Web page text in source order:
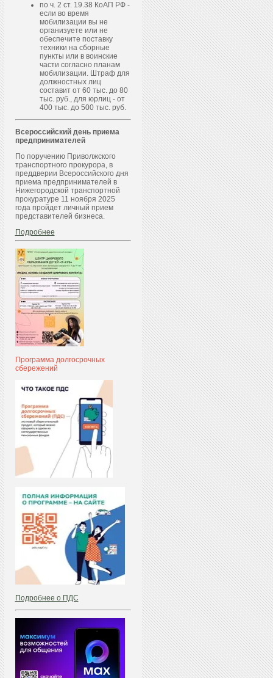
по ч. 2 ст. 19.38 КоАП РФ -
если во время
мобилизации вы не
организуете или не
обеспечите поставку
техники на сборные
пункты или в воинские
части согласно планам
мобилизации. Штраф для
должностных лиц
составит от 60 тыс. до 80
тыс. руб., для юрлиц - от
400 тыс. до 500 тыс. руб.
Всероссийский день приема
предпринимателей
По поручению Приволжского
транспортного прокурора, в
преддверии Всероссийского дня
приема предпринимателей в
Нижегородской транспортной
прокуратуре 11 ноября 2025
года пройдет личный прием
представителей бизнеса.
Подробнее
Программа долгосрочных
сбережений
Подробнее о ПДС